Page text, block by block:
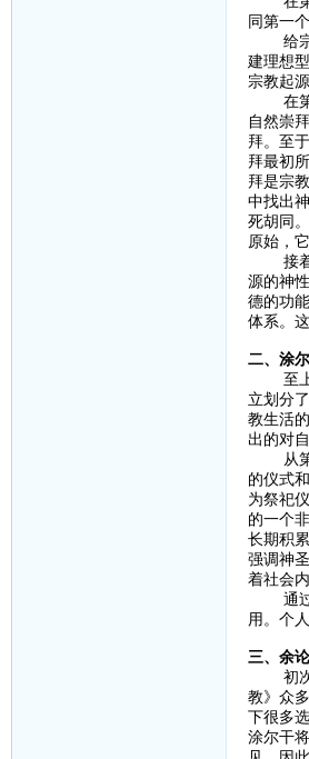
同第一
给宗教
建理想
宗教起
在第
自然崇
拜。至
拜最初
拜是宗
中找出
死胡同
原始，
接着，
源的神
德的功
体系。
二、涂
至上述
立划分
教生活
出的对
从第三
的仪式
为祭祀
的一个
长期积
强调神
着社会
通过这
用。个
三、余
初次阅
教》众
下很多
涂尔干